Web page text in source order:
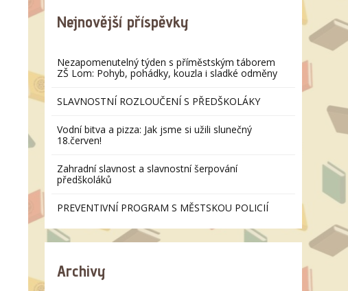
Nejnovější příspěvky
Nezapomenutelný týden s příměstským táborem
ZŠ Lom: Pohyb, pohádky, kouzla i sladké odměny
SLAVNOSTNÍ ROZLOUČENÍ S PŘEDŠKOLÁKY
Vodní bitva a pizza: Jak jsme si užili slunečný
18.červen!
Zahradní slavnost a slavnostní šerpování
předškoláků
PREVENTIVNÍ PROGRAM S MĚSTSKOU POLICIÍ
Archivy